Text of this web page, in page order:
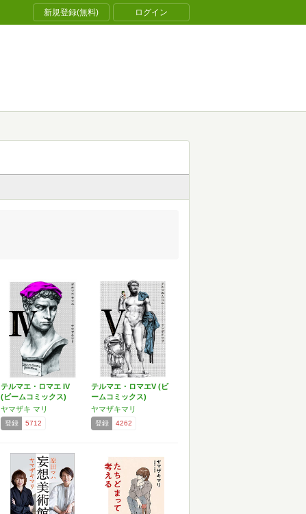
新規登録(無料) ログイン
テルマエ・ロマエ IV
(ビームコミックス)
ヤマザキ マリ
登録 5712
テルマエ・ロマエV (ビ
ームコミックス)
ヤマザキマリ
登録 4262